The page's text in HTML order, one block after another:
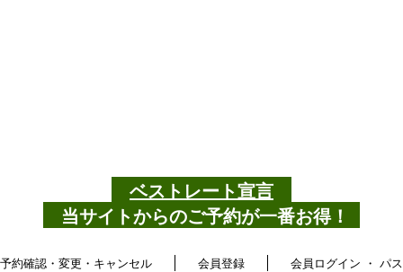
ベストレート宣言
当サイトからのご予約が一番お得！
予約確認・変更・キャンセル 会員登録 会員ログイン ・ パ